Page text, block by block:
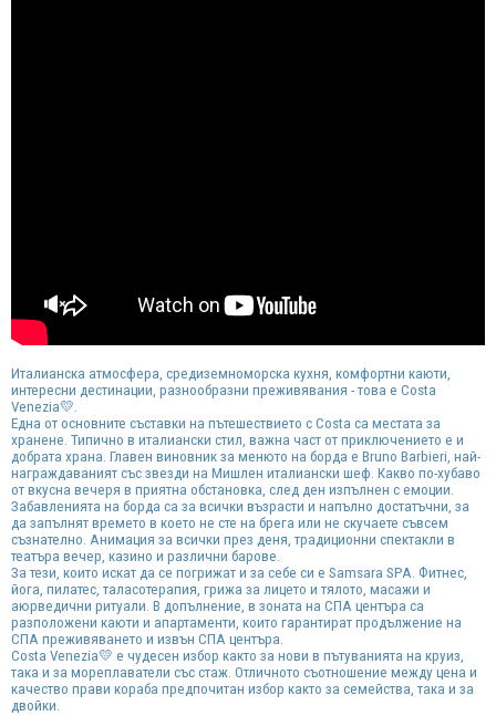
Италианска атмосфера, средиземноморска кухня, комфортни каюти,
интересни дестинации, разнообразни преживявания - това е Costa
Venezia💛.
Една от основните съставки на пътешествието с Costa са местата за
хранене. Типично в италиански стил, важна част от приключението е и
добрата храна. Главен виновник за менюто на борда е Bruno Barbieri, най-
награждаваният със звезди на Мишлен италиански шеф. Какво по-хубаво
от вкусна вечеря в приятна обстановка, след ден изпълнен с емоции.
Забавленията на борда са за всички възрасти и напълно достатъчни, за
да запълнят времето в което не сте на брега или не скучаете съвсем
съзнателно. Анимация за всички през деня, традиционни спектакли в
театъра вечер, казино и различни барове.
За тези, които искат да се погрижат и за себе си е Samsara SPA. Фитнес,
йога, пилатес, таласотерапия, грижа за лицето и тялото, масажи и
аюрведични ритуали. В допълнение, в зоната на СПА центъра са
разположени каюти и апартаменти, които гарантират продължение на
СПА преживяването и извън СПА центъра.
Costa Venezia💛 е чудесен избор както за нови в пътуванията на круиз,
така и за мореплаватели със стаж. Отличното съотношение между цена и
качество прави кораба предпочитан избор както за семейства, така и за
двойки.